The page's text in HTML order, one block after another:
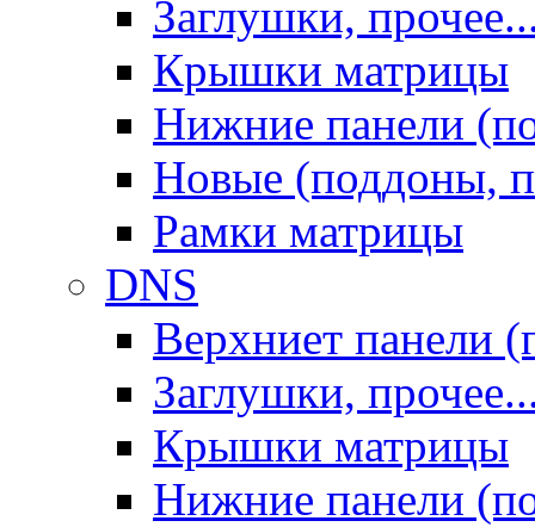
Заглушки,
Крышки матрицы
Нижние панели
Новые (поддоны,
Рамки матрицы
DNS
Верхниет панели
Заглушки,
Крышки матрицы
Нижние панели